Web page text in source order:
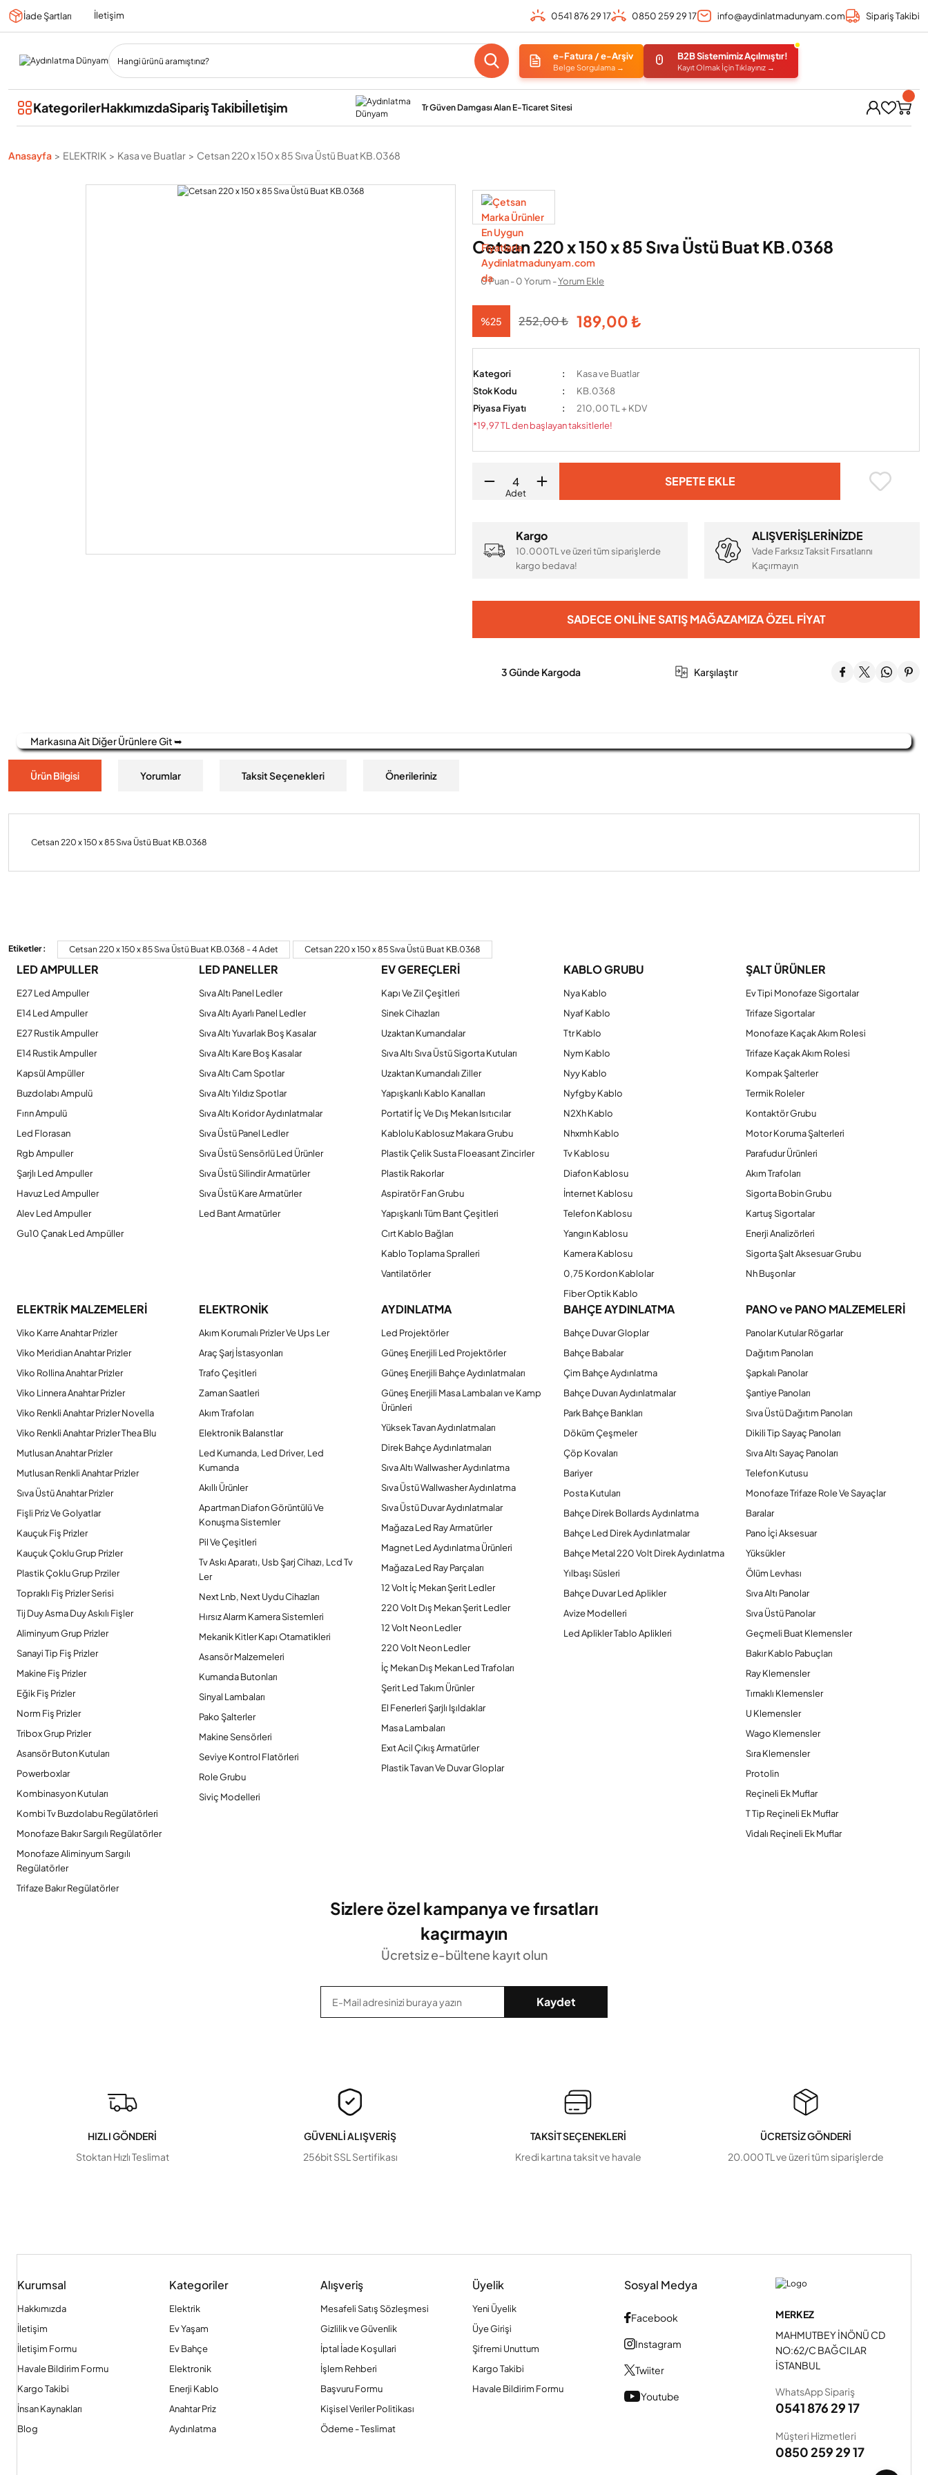
İade Şartları İletişim 0541 876 29 17 0850 259 29 17 info@aydinlatmadunyam.com Sipariş Takibi
e-Fatura / e-Arşiv
Belge Sorgulama →
B2B Sistemimiz Açılmıştır!
Kayıt Olmak İçin Tıklayınız →
KategorilerHakkımızdaSipariş Takibiİletişim Tr Güven Damgası Alan E-Ticaret Sitesi
Anasayfa ELEKTRIK Kasa ve Buatlar Cetsan 220 x 150 x 85 Sıva Üstü Buat KB.0368
Cetsan 220 x 150 x 85 Sıva Üstü Buat KB.0368
0 Puan - 0 Yorum -Yorum Ekle
%25 252,00 ₺ 189,00 ₺
Kategori
Kasa ve Buatlar
Stok Kodu
KB.0368
Piyasa Fiyatı
210,00 TL + KDV
*19,97 TL den başlayan taksitlerle!
Adet
SEPETE EKLE
Kargo
10.000TL ve üzeri tüm siparişlerde
kargo bedava!
ALIŞVERİŞLERİNİZDE
Vade Farksız Taksit Fırsatlarını
Kaçırmayın
SADECE ONLINE SATIŞ MAĞAZAMIZA ÖZEL FIYAT
3 Günde Kargoda Karşılaştır
Markasına Ait Diğer Ürünlere Git ➥
Ürün Bilgisi Yorumlar Taksit Seçenekleri Önerileriniz
Cetsan 220 x 150 x 85 Sıva Üstü Buat KB.0368
Bu ürüne ilk yorumu siz yapın!
Yorum Yaz
Ürün resmi kalitesiz, bozuk veya görüntülenemiyor.
Ürün açıklamasında eksik bilgiler bulunuyor.
Ürün bilgilerinde hatalar bulunuyor.
Ürün fiyatı diğer sitelerden daha pahalı.
Bu ürüne benzer farklı alternatifler olmalı.
Gönder
Etiketler : Cetsan 220 x 150 x 85 Sıva Üstü Buat KB.0368 - 4 Adet Cetsan 220 x 150 x 85 Sıva Üstü Buat KB.0368
LED AMPULLER
E27 Led Ampuller
E14 Led Ampuller
E27 Rustik Ampuller
E14 Rustik Ampuller
Kapsül Ampüller
Buzdolabı Ampulü
Fırın Ampulü
Led Florasan
Rgb Ampuller
Şarjlı Led Ampuller
Havuz Led Ampuller
Alev Led Ampuller
Gu10 Çanak Led Ampüller
LED PANELLER
Sıva Altı Panel Ledler
Sıva Altı Ayarlı Panel Ledler
Sıva Altı Yuvarlak Boş Kasalar
Sıva Altı Kare Boş Kasalar
Sıva Altı Cam Spotlar
Sıva Altı Yıldız Spotlar
Sıva Altı Koridor Aydınlatmalar
Sıva Üstü Panel Ledler
Sıva Üstü Sensörlü Led Ürünler
Sıva Üstü Silindir Armatürler
Sıva Üstü Kare Armatürler
Led Bant Armatürler
EV GEREÇLERİ
Kapı Ve Zil Çeşitleri
Sinek Cihazları
Uzaktan Kumandalar
Sıva Altı Sıva Üstü Sigorta Kutuları
Uzaktan Kumandalı Ziller
Yapışkanlı Kablo Kanalları
Portatif İç Ve Dış Mekan Isıtıcılar
Kablolu Kablosuz Makara Grubu
Plastik Çelik Susta Floeasant Zincirler
Plastik Rakorlar
Aspiratör Fan Grubu
Yapışkanlı Tüm Bant Çeşitleri
Cırt Kablo Bağları
Kablo Toplama Spralleri
Vantilatörler
KABLO GRUBU
Nya Kablo
Nyaf Kablo
Ttr Kablo
Nym Kablo
Nyy Kablo
Nyfgby Kablo
N2Xh Kablo
Nhxmh Kablo
Tv Kablosu
Diafon Kablosu
İnternet Kablosu
Telefon Kablosu
Yangın Kablosu
Kamera Kablosu
0,75 Kordon Kablolar
Fiber Optik Kablo
ŞALT ÜRÜNLER
Ev Tipi Monofaze Sigortalar
Trifaze Sigortalar
Monofaze Kaçak Akım Rolesi
Trifaze Kaçak Akım Rolesi
Kompak Şalterler
Termik Roleler
Kontaktör Grubu
Motor Koruma Şalterleri
Parafudur Ürünleri
Akım Trafoları
Sigorta Bobin Grubu
Kartuş Sigortalar
Enerji Analizörleri
Sigorta Şalt Aksesuar Grubu
Nh Buşonlar
ELEKTRİK MALZEMELERİ
Viko Karre Anahtar Prizler
Viko Meridian Anahtar Prizler
Viko Rollina Anahtar Prizler
Viko Linnera Anahtar Prizler
Viko Renkli Anahtar Prizler Novella
Viko Renkli Anahtar Prizler Thea Blu
Mutlusan Anahtar Prizler
Mutlusan Renkli Anahtar Prizler
Sıva Üstü Anahtar Prizler
Fişli Priz Ve Golyatlar
Kauçuk Fiş Prizler
Kauçuk Çoklu Grup Prizler
Plastik Çoklu Grup Prziler
Topraklı Fiş Prizler Serisi
Tij Duy Asma Duy Askılı Fişler
Aliminyum Grup Prizler
Sanayi Tip Fiş Prizler
Makine Fiş Prizler
Eğik Fiş Prizler
Norm Fiş Prizler
Tribox Grup Prizler
Asansör Buton Kutuları
Powerboxlar
Kombinasyon Kutuları
Kombi Tv Buzdolabu Regülatörleri
Monofaze Bakır Sargılı Regülatörler
Monofaze Aliminyum Sargılı
Regülatörler
Trifaze Bakır Regülatörler
ELEKTRONİK
Akım Korumalı Prizler Ve Ups Ler
Araç Şarj İstasyonları
Trafo Çeşitleri
Zaman Saatleri
Akım Trafoları
Elektronik Balanstlar
Led Kumanda, Led Driver, Led
Kumanda
Akıllı Ürünler
Apartman Diafon Görüntülü Ve
Konuşma Sistemler
Pil Ve Çeşitleri
Tv Askı Aparatı, Usb Şarj Cihazı, Lcd Tv
Ler
Next Lnb, Next Uydu Cihazları
Hırsız Alarm Kamera Sistemleri
Mekanik Kitler Kapı Otamatikleri
Asansör Malzemeleri
Kumanda Butonları
Sinyal Lambaları
Pako Şalterler
Makine Sensörleri
Seviye Kontrol Flatörleri
Role Grubu
Siviç Modelleri
AYDINLATMA
Led Projektörler
Güneş Enerjili Led Projektörler
Güneş Enerjili Bahçe Aydınlatmaları
Güneş Enerjili Masa Lambaları ve Kamp
Ürünleri
Yüksek Tavan Aydınlatmaları
Direk Bahçe Aydınlatmaları
Sıva Altı Wallwasher Aydınlatma
Sıva Üstü Wallwasher Aydınlatma
Sıva Üstü Duvar Aydınlatmalar
Mağaza Led Ray Armatürler
Magnet Led Aydınlatma Ürünleri
Mağaza Led Ray Parçaları
12 Volt İç Mekan Şerit Ledler
220 Volt Dış Mekan Şerit Ledler
12 Volt Neon Ledler
220 Volt Neon Ledler
İç Mekan Dış Mekan Led Trafoları
Şerit Led Takım Ürünler
El Fenerleri Şarjlı Işıldaklar
Masa Lambaları
Exıt Acil Çıkış Armatürler
Plastik Tavan Ve Duvar Gloplar
BAHÇE AYDINLATMA
Bahçe Duvar Gloplar
Bahçe Babalar
Çim Bahçe Aydınlatma
Bahçe Duvarı Aydınlatmalar
Park Bahçe Bankları
Döküm Çeşmeler
Çöp Kovaları
Bariyer
Posta Kutuları
Bahçe Direk Bollards Aydınlatma
Bahçe Led Direk Aydınlatmalar
Bahçe Metal 220 Volt Direk Aydınlatma
Yılbaşı Süsleri
Bahçe Duvar Led Aplikler
Avize Modelleri
Led Aplikler Tablo Aplikleri
PANO ve PANO MALZEMELERİ
Panolar Kutular Rögarlar
Dağıtım Panoları
Şapkalı Panolar
Şantiye Panoları
Sıva Üstü Dağıtım Panoları
Dikili Tip Sayaç Panoları
Sıva Altı Sayaç Panoları
Telefon Kutusu
Monofaze Trifaze Role Ve Sayaçlar
Baralar
Pano İçi Aksesuar
Yüksükler
Ölüm Levhası
Sıva Altı Panolar
Sıva Üstü Panolar
Geçmeli Buat Klemensler
Bakır Kablo Pabuçları
Ray Klemensler
Tırnaklı Klemensler
U Klemensler
Wago Klemensler
Sıra Klemensler
Protolin
Reçineli Ek Muflar
T Tip Reçineli Ek Muflar
Vidalı Reçineli Ek Muflar
Sizlere özel kampanya ve fırsatları
kaçırmayın
Ücretsiz e-bültene kayıt olun
Kaydet
HIZLI GÖNDERİ
Stoktan Hızlı Teslimat
GÜVENLİ ALIŞVERİŞ
256bit SSL Sertifikası
TAKSİT SEÇENEKLERİ
Kredi kartına taksit ve havale
ÜCRETSİZ GÖNDERİ
20.000 TL ve üzeri tüm siparişlerde
Kurumsal
Hakkımızda
İletişim
İletişim Formu
Havale Bildirim Formu
Kargo Takibi
İnsan Kaynakları
Blog
Kategoriler
Elektrik
Ev Yaşam
Ev Bahçe
Elektronik
Enerji Kablo
Anahtar Priz
Aydınlatma
Alışveriş
Mesafeli Satış Sözleşmesi
Gizlilik ve Güvenlik
İptal İade Koşullari
İşlem Rehberi
Başvuru Formu
Kişisel Veriler Politikası
Ödeme - Teslimat
Üyelik
Yeni Üyelik
Üye Girişi
Şifremi Unuttum
Kargo Takibi
Havale Bildirim Formu
Sosyal Medya
Facebook
Instagram
Twiiter
Youtube
MERKEZ
MAHMUTBEY İNÖNÜ CD
NO:62/C BAĞCILAR
İSTANBUL
WhatsApp Sipariş
0541 876 29 17
Müşteri Hizmetleri
0850 259 29 17